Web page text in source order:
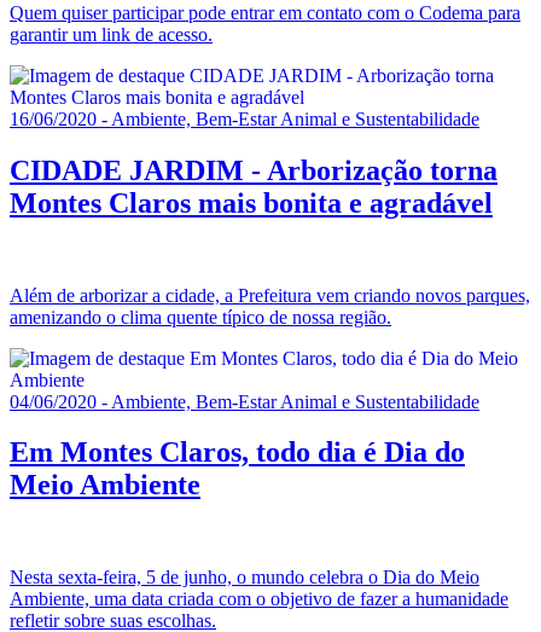
Quem quiser participar pode entrar em contato com o Codema para
garantir um link de acesso.
16/06/2020 - Ambiente, Bem-Estar Animal e Sustentabilidade
CIDADE JARDIM - Arborização torna
Montes Claros mais bonita e agradável
Além de arborizar a cidade, a Prefeitura vem criando novos parques,
amenizando o clima quente típico de nossa região.
04/06/2020 - Ambiente, Bem-Estar Animal e Sustentabilidade
Em Montes Claros, todo dia é Dia do
Meio Ambiente
Nesta sexta-feira, 5 de junho, o mundo celebra o Dia do Meio
Ambiente, uma data criada com o objetivo de fazer a humanidade
refletir sobre suas escolhas.